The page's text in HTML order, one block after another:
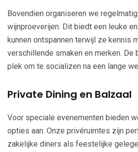
Bovendien organiseren we
wijnproeverijen. Dit biedt een leuke
kunnen ontspannen terwijl ze kennis
verschillende smaken en merken. De
plek om te socializen na een lange
Private Dining en Balzaal
Voor speciale evenementen bieden
opties aan. Onze privéruimtes zijn
zakelijke diners als feestelijke